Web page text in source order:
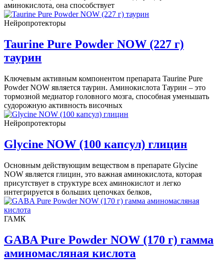
аминокислота, она способствует
Нейропротекторы
Taurine Pure Powder NOW (227 г)
таурин
Ключевым активным компонентом препарата Taurine Pure
Powder NOW является таурин. Аминокислота Таурин – это
тормозной медиатор головного мозга, способная уменьшать
судорожную активность височных
Нейропротекторы
Glycine NOW (100 капсул) глицин
Основным действующим веществом в препарате Glycine
NOW является глицин, это важная аминокислота, которая
присутствует в структуре всех аминокислот и легко
интегрируется в больших цепочках белков,
ГАМК
GABA Pure Powder NOW (170 г) гамма
аминомасляная кислота